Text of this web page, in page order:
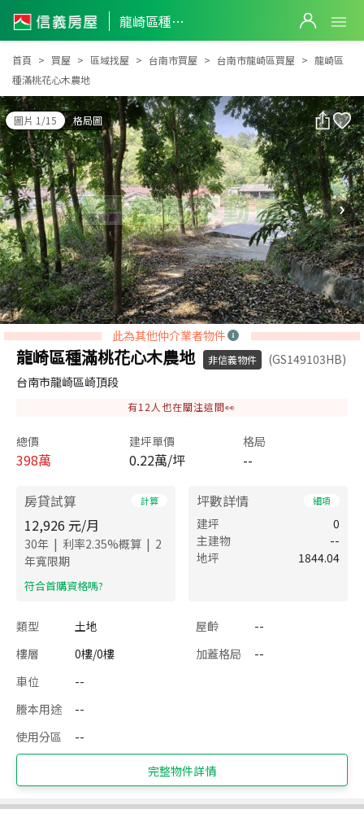
龍崎區種滿桃花心木農地
龍崎區種滿桃花心木農地
首頁 買屋 區域找屋 台南市買屋 台南市龍崎區買屋
龍崎區
種滿桃花心木農地
圖片 1/15 格局圖
此為其他仲介業者物件
龍崎區種滿桃花心木農地 非信義物件
(GS149103HB)
台南市龍崎區崎頂段
有12 人也在關注這間👀
總價
398萬
建坪單價
0.22萬/坪
格局
--
房貸試算 計算
12,926 元/月
30年 | 利率2.35%概算 | 2
年寬限期
​符合首購資格嗎?
坪數詳情 細項
建坪
0
主建物
--
地坪
1844.04
類型 土地 屋齡
--
樓層
0樓/0樓 加蓋格局
--
車位
--
謄本用途
--
使用分區
--
完整物件詳情